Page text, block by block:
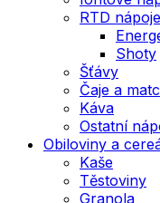
RTD nápoje
Shoty
Šťávy
Čaje a
Káva
Ostatní
Obiloviny a
Kaše
Těstoviny
Granola